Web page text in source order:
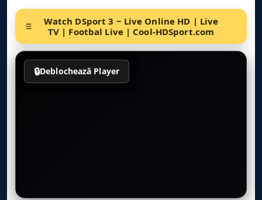
Watch DSport 3 ~ Live Online HD | Live
TV | Footbal Live | Cool-HDSport.com
🔒Deblochează Player